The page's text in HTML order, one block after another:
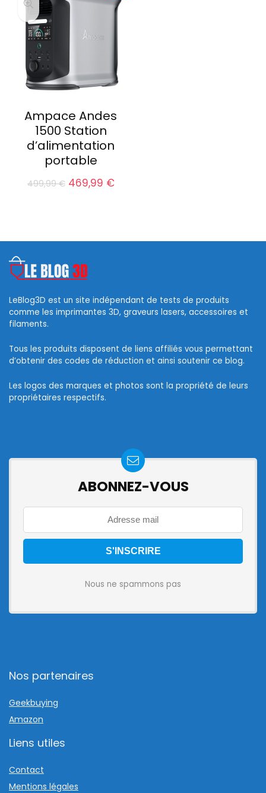
Ampace Andes
1500 Station
d’alimentation
portable
499,99€ Le
469,99 €Le
LeBlog3D est un site indépendant de tests de produits
comme les imprimantes 3D, graveurs lasers, accessoires et
filaments.
Tous les produits disposent de liens affiliés vous permettant
d’obtenir des codes de réduction et ainsi soutenir ce blog.
Les logos des marques et photos sont la propriété de leurs
propriétaires respectifs.
ABONNEZ-VOUS
Nous ne spammons pas
Nos partenaires
Geekbuying
Amazon
Liens utiles
Contact
Mentions légales